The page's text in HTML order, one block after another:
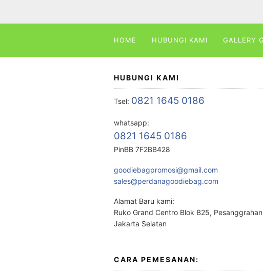
HOME HUBUNGI KAMI GALLERY
HUBUNGI KAMI
Tsel: 0821 1645 0186
whatsapp:
0821 1645 0186
PinBB 7F2BB428
goodiebagpromosi@gmail.com
sales@perdanagoodiebag.com
Alamat Baru kami:
Ruko Grand Centro Blok B25,
Jakarta Selatan
CARA PEMESANAN: